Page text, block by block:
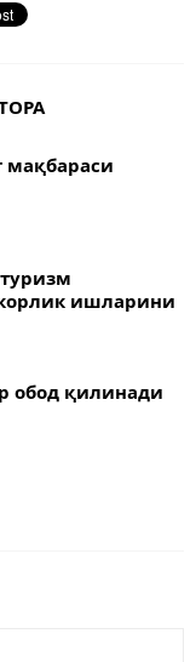
мақбараси
ишларини
обод қилинади